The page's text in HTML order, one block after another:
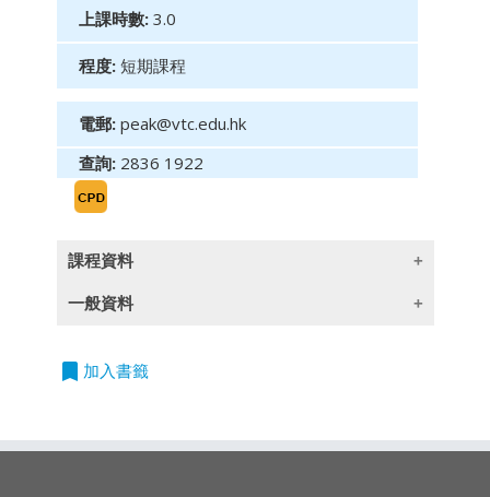
上課時數: 3.0
程度: 短期課程
電郵: peak@vtc.edu.hk
查詢: 2836 1922
課程資料
Programme Contents
Registered with the Securities and Futures
一般資料
授課語言
bookmark 加入書籤